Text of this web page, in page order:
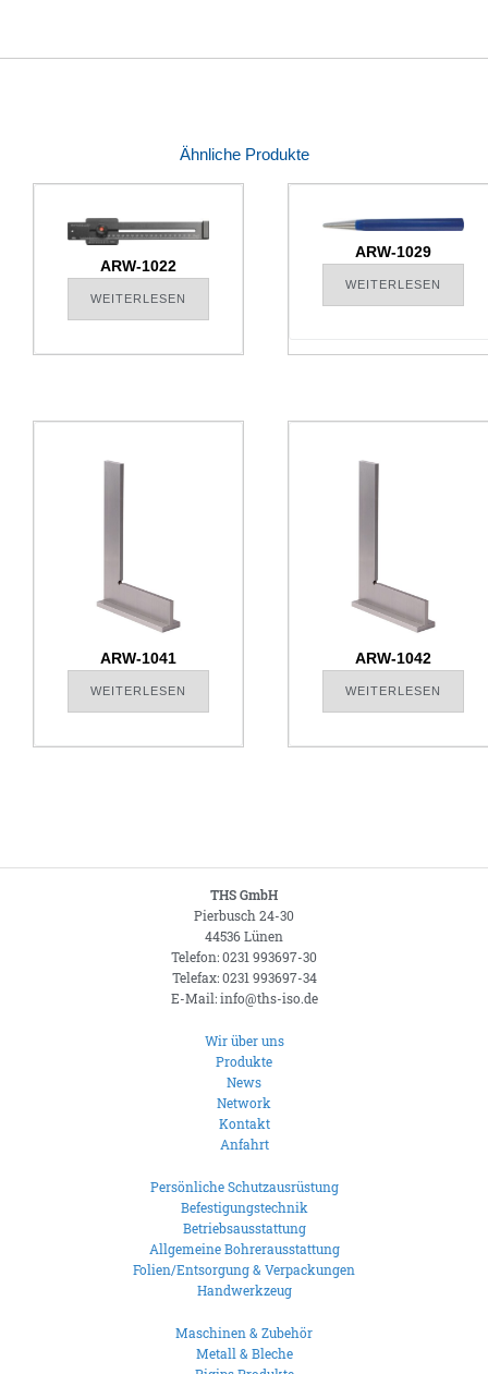
Ähnliche Produkte
ARW-1022
WEITERLESEN
ARW-1029
WEITERLESEN
ARW-1041
WEITERLESEN
ARW-1042
WEITERLESEN
THS GmbH
Pierbusch 24-30
44536 Lünen
Telefon: 0231 993697-30
Telefax: 0231 993697-34
E-Mail: info@ths-iso.de
Wir über uns
Produkte
News
Network
Kontakt
Anfahrt
Persönliche Schutzausrüstung
Befestigungstechnik
Betriebsausstattung
Allgemeine Bohrerausstattung
Folien/Entsorgung & Verpackungen
Handwerkzeug
Maschinen & Zubehör
Metall & Bleche